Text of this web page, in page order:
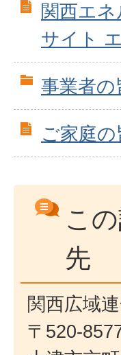
関西エ
サイト
事業者の
ご家庭
こ
先
関西広域
〒520-